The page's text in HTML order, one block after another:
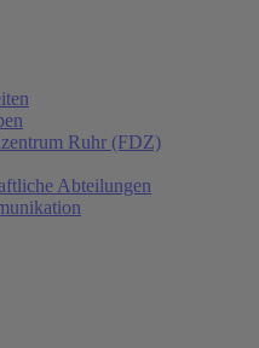
Ruhr (FDZ)
Abteilungen